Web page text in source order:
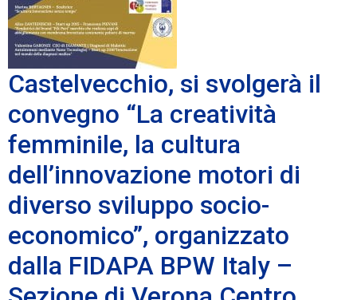
Castelvecchio, si svolgerà il
convegno “La creatività
femminile, la cultura
dell’innovazione motori di
diverso sviluppo socio-
economico”, organizzato
dalla FIDAPA BPW Italy –